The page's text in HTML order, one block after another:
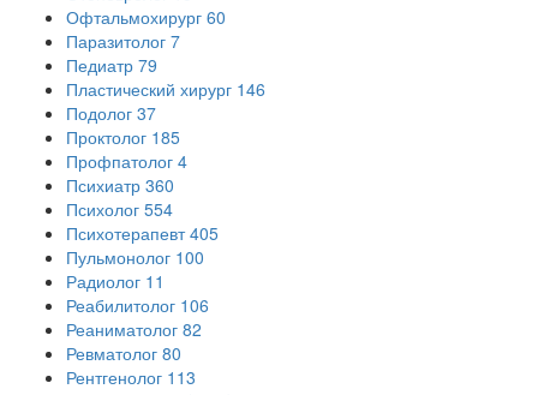
Офтальмохирург 60
Паразитолог 7
Педиатр 79
Пластический хирург 146
Подолог 37
Проктолог 185
Профпатолог 4
Психиатр 360
Психолог 554
Психотерапевт 405
Пульмонолог 100
Радиолог 11
Реабилитолог 106
Реаниматолог 82
Ревматолог 80
Рентгенолог 113